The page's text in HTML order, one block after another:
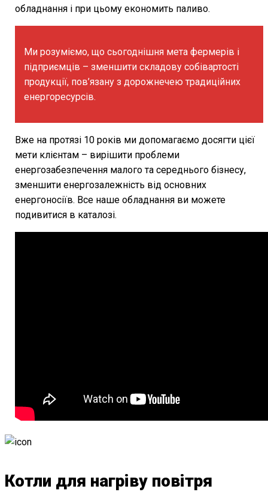
обладнання і при цьому економить паливо.
Ми розуміємо, що сьогоднішня мета фермерів і
підприємців – зменшити складову собівартості
продукції, пов’язану з дорожнечею традиційних
енергоресурсів.
Вже на протязі 10 років ми допомагаємо досягти цієї
мети клієнтам – вирішити проблеми
енергозабезпечення малого та середнього бізнесу,
зменшити енергозалежність від основних
енергоносіїв. Все наше обладнання ви можете
подивитися в каталозі.
Котли для нагріву повітря